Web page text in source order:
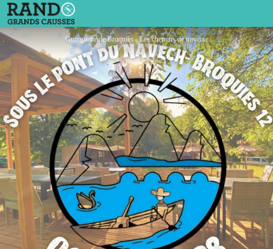
Bar et concerts d'été de Broquiès
Guinguette de Broquiès - Les chemins de traverse